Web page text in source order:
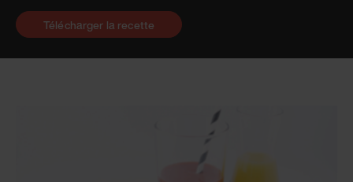
Télécharger la recette